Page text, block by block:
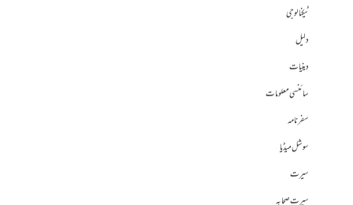
ٹیکنالوجی
دلیل
دینیات
سائنسی معلومات
سفرنامہ
سوشل میڈیا
سیرت